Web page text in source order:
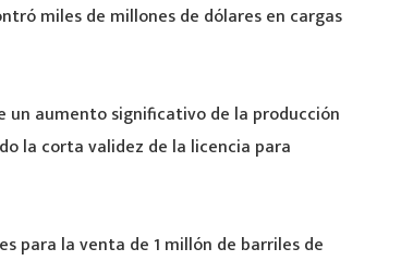
miles de millones de dólares en cargas
un aumento significativo de la producción
la corta validez de la licencia para
para la venta de 1 millón de barriles de